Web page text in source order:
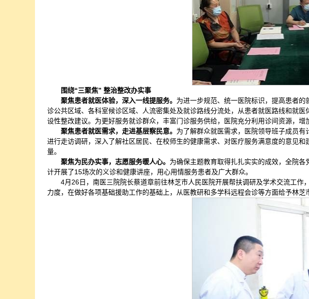
围绕“三聚焦” 整治整改办实事
聚焦患者就医体验，深入一线提服务。 为进一步规范、统一医院标识，提高患者
诊公共区域、各科室候诊区域、人流密集处及就诊路线分流处，从患者就医路线和就
设性整改建议。为更好服务就诊群众，丰富门诊服务供给，医院充分利用诊间资源，
聚焦患者就医需求，走进基层察民意。 为了解群众就医需求，医院领导班子成员
进行走访调研，深入了解社区居民、在校师生的健康需求、对医疗服务满意度的意见
量。
聚焦为民办实事，志愿服务暖人心。 为确保主题教育取得扎扎实实的成效，全院
计开展了15场次的义诊和健康讲座，用心用情服务患者及广大群众。
4月26日，南医三院院长蔡道章前往林芝市人民医院开展帮扶调研及学术交流工
力度，在做好各项基础援助工作的基础上，从医教研和多学科远程会诊等方面给予林